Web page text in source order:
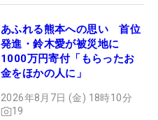
あふれる熊本への思い 首位
発進・鈴木愛が被災地に
1000万円寄付「もらったお
金をほかの人に」
2026年8月7日 (金) 18時10分
19